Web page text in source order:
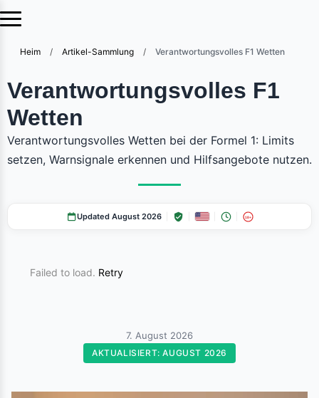
Heim / Artikel-Sammlung / Verantwortungsvolles F1 Wetten
Verantwortungsvolles F1
Wetten
Verantwortungsvolles Wetten bei der Formel 1: Limits
setzen, Warnsignale erkennen und Hilfsangebote nutzen.
Updated August 2026 18+
Failed to load. Retry
7. August 2026
AKTUALISIERT: AUGUST 2026